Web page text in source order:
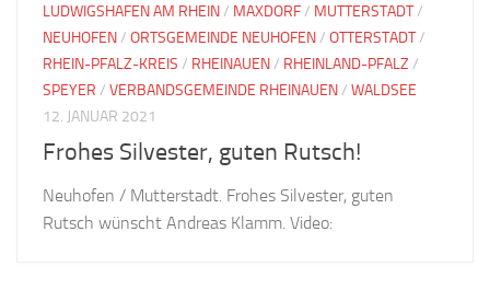
LUDWIGSHAFEN AM RHEIN/ MAXDORF/ MUTTERSTADT/
NEUHOFEN/ ORTSGEMEINDE NEUHOFEN/ OTTERSTADT/
RHEIN-PFALZ-KREIS / RHEINAUEN/ RHEINLAND-PFALZ /
SPEYER / VERBANDSGEMEINDE RHEINAUEN/ WALDSEE
12. JANUAR 2021
Frohes Silvester, guten Rutsch!
Neuhofen / Mutterstadt. Frohes Silvester, guten
Rutsch wünscht Andreas Klamm. Video: